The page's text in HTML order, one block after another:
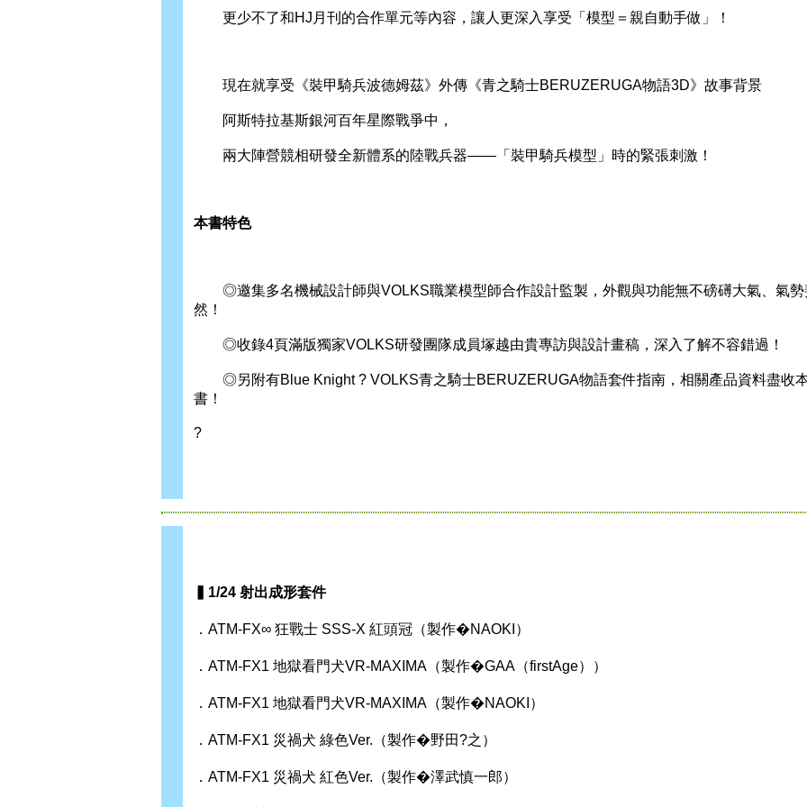
更少不了和HJ月刊的合作單元等內容，讓人更深入享受「模型＝親自動手做」！
現在就享受《裝甲騎兵波德姆茲》外傳《青之騎士BERUZERUGA物語3D》故事背景
阿斯特拉基斯銀河百年星際戰爭中，
兩大陣營競相研發全新體系的陸戰兵器——「裝甲騎兵模型」時的緊張刺激！
本書特色
◎邀集多名機械設計師與VOLKS職業模型師合作設計監製，外觀與功能無不磅礡大氣、氣勢
然！
◎收錄4頁滿版獨家VOLKS研發團隊成員塚越由貴專訪與設計畫稿，深入了解不容錯過！
◎另附有Blue Knight ? VOLKS青之騎士BERUZERUGA物語套件指南，相關產品資料盡收
書！
?
▍1/24 射出成形套件
．ATM-FX∞ 狂戰士 SSS-X 紅頭冠（製作�NAOKI）
．ATM-FX1 地獄看門犬VR-MAXIMA（製作�GAA（firstAge））
．ATM-FX1 地獄看門犬VR-MAXIMA（製作�NAOKI）
．ATM-FX1 災禍犬 綠色Ver.（製作�野田?之）
．ATM-FX1 災禍犬 紅色Ver.（製作�澤武慎一郎）